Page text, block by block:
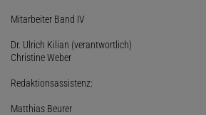
Mitarbeiter Band IV
Dr. Ulrich Kilian (verantwortlich)
Christine Weber
Redaktionsassistenz:
Matthias Beurer